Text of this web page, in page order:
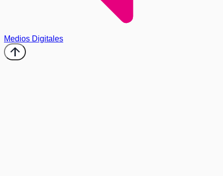
Medios Digitales
arrow_upward